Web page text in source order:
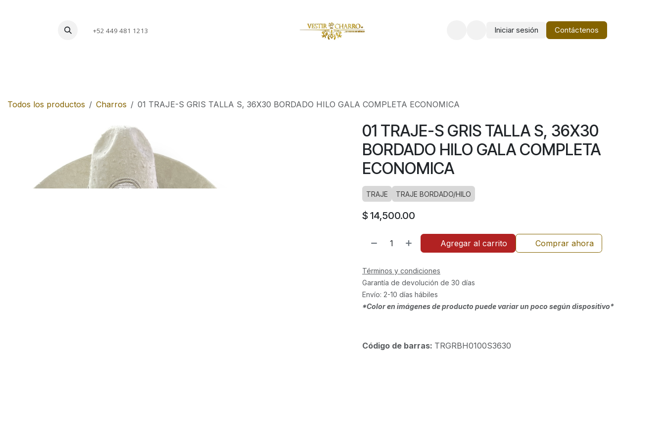
+52 449 481 1213 Iniciar sesión Contáctenos
Todos los productos Charros 01 TRAJE-S GRIS TALLA S, 36X30 BORDADO HILO GALA COMPLETA ECONOMICA
01 TRAJE-S GRIS TALLA S, 36X30
BORDADO HILO GALA COMPLETA
ECONOMICA
TRAJE TRAJE BORDADO/HILO
$ 14,500.00
Agregar al carrito Comprar ahora
Términos y condiciones
Garantía de devolución de 30 días
Envío: 2-10 días hábiles
*Color en imágenes de producto puede variar un poco según dispositivo*
Código de barras: TRGRBH0100S3630